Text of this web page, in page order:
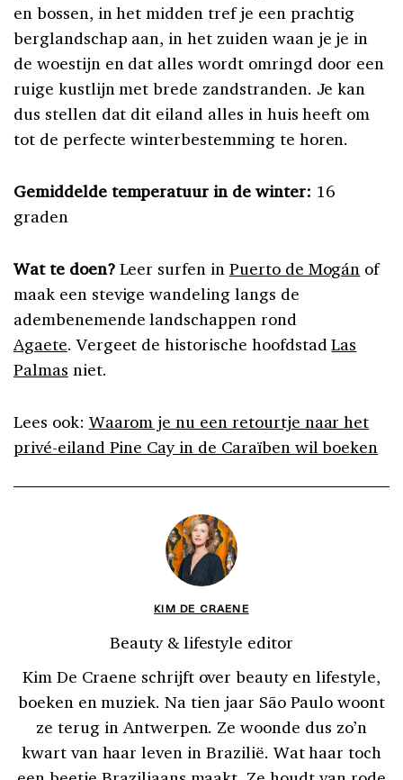
en bossen, in het midden tref je een prachtig
berglandschap aan, in het zuiden waan je je in
de woestijn en dat alles wordt omringd door een
ruige kustlijn met brede zandstranden. Je kan
dus stellen dat dit eiland alles in huis heeft om
tot de perfecte winterbestemming te horen.
Gemiddelde temperatuur in de winter: 16
graden
Wat te doen? Leer surfen in Puerto de Mogán of
maak een stevige wandeling langs de
adembenemende landschappen rond
Agaete. Vergeet de historische hoofdstadLas
Palmas niet.
Lees ook: Waarom je nu een retourtje naar het
privé-eiland Pine Cay in de Caraïben wil boeken
KIM DE CRAENE
Beauty & lifestyle editor
Kim De Craene schrijft over beauty en lifestyle,
boeken en muziek. Na tien jaar São Paulo woont
ze terug in Antwerpen. Ze woonde dus zo’n
kwart van haar leven in Brazilië. Wat haar toch